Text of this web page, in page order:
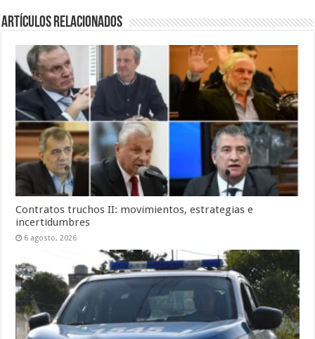
Artículos Relacionados
Contratos truchos II: movimientos, estrategias e
incertidumbres
6 agosto, 2026